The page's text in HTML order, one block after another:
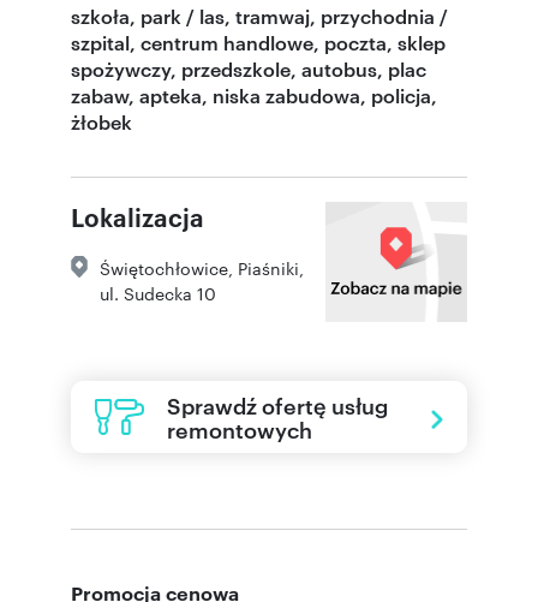
szkoła, park / las, tramwaj, przychodnia /
szpital, centrum handlowe, poczta, sklep
spożywczy, przedszkole, autobus, plac
zabaw, apteka, niska zabudowa, policja,
żłobek
Lokalizacja
Świętochłowice Piaśniki
ul. Sudecka 10
Sprawdź ofertę usług
remontowych
Promocja cenowa